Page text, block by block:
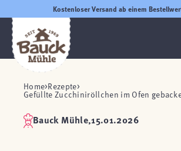
Kostenloser Versand ab einem
Home Rezepte
Gefüllte Zucchiniröllchen im Ofen
Bauck Mühle,15.01.2026